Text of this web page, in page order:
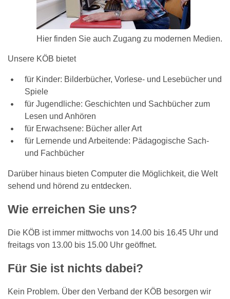
Hier finden Sie auch Zugang zu modernen Medien.
Unsere KÖB bietet
für Kinder: Bilderbücher, Vorlese- und Lesebücher und
Spiele
für Jugendliche: Geschichten und Sachbücher zum
Lesen und Anhören
für Erwachsene: Bücher aller Art
für Lernende und Arbeitende: Pädagogische Sach-
und Fachbücher
Darüber hinaus bieten Computer die Möglichkeit, die Welt
sehend und hörend zu entdecken.
Wie erreichen Sie uns?
Die KÖB ist immer mittwochs von 14.00 bis 16.45 Uhr und
freitags von 13.00 bis 15.00 Uhr geöffnet.
Für Sie ist nichts dabei?
Kein Problem. Über den Verband der KÖB besorgen wir